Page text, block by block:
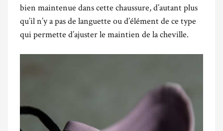
bien maintenue dans cette chaussure, d’autant plus
qu’il n’y a pas de languette ou d’élément de ce type
qui permette d’ajuster le maintien de la cheville.